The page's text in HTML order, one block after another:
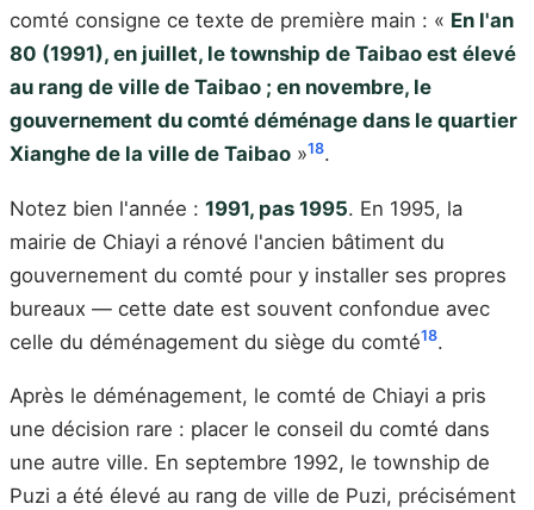
comté consigne ce texte de première main : « En l'an
80 (1991), en juillet, le township de Taibao est élevé
au rang de ville de Taibao ; en novembre, le
gouvernement du comté déménage dans le quartier
Xianghe de la ville de Taibao »18.
Notez bien l'année : 1991, pas 1995. En 1995, la
mairie de Chiayi a rénové l'ancien bâtiment du
gouvernement du comté pour y installer ses propres
bureaux — cette date est souvent confondue avec
celle du déménagement du siège du comté18.
Après le déménagement, le comté de Chiayi a pris
une décision rare : placer le conseil du comté dans
une autre ville. En septembre 1992, le township de
Puzi a été élevé au rang de ville de Puzi, précisément